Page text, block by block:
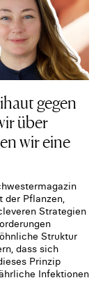
gegen
über
wir eine
der Pflanzen,
Strategien
Struktur
dass sich
Prinzip
Infektionen